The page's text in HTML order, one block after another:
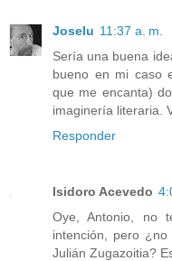
Joselu 11:37 a. m.
Sería una buena
bueno en mi caso
que me encanta)
imaginería literaria.
Responder
Isidoro Acevedo
Oye, Antonio, no
intención, pero
Julián Zugazoitia?